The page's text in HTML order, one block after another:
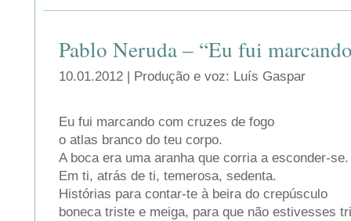
Pablo Neruda – “Eu fui
10.01.2012 | Produção e voz: Luís Gaspar
Eu fui marcando com cruzes de fogo
o atlas branco do teu corpo.
A boca era uma aranha que corria a esconder-se.
Em ti, atrás de ti, temerosa, sedenta.
Histórias para contar-te à beira do crepúsculo
boneca triste e meiga, para que não estivesses